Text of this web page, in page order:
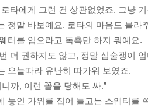
타에게 그런 건 상관없었죠. 그냥
정말 바보예요. 로타의 마음도 몰라
터를 입으라고 독촉만 하지 뭐예요.
더 권하지도 않고, 정말 심술쟁이
오늘따라 유난히 따가워 보였죠.
까, 이런 꼴을 당해도 싸.”
놓인 가위를 집어 들고는 스웨터를